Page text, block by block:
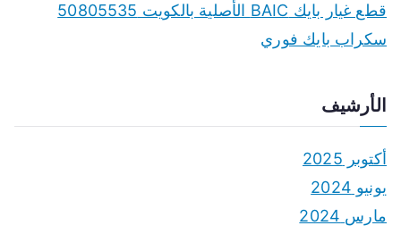
قطع غيار بايك BAIC الأصلية بالكويت 50805535
سكراب بايك فوري
الأرشيف
أكتوبر 2025
يونيو 2024
مارس 2024